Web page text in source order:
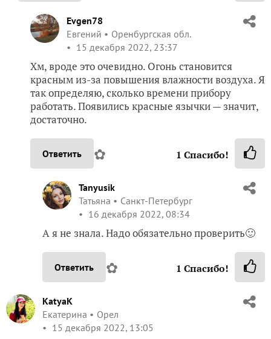
Evgen78
Евгений
Оренбургская обл.
15 декабря 2022, 23:37
Хм, вроде это очевидно. Огонь становится
красным из-за повышения влажности воздуха. Я
так определяю, сколько времени прибору
работать. Появились красные язычки — значит,
достаточно.
Ответить ✿ 1 Спасибо!
Tanyusik
Татьяна
Санкт-Петербург
16 декабря 2022, 08:34
А я не знала. Надо обязательно проверить🙂
Ответить ✿ 1 Спасибо!
KatyaK
Екатерина
Орел
15 декабря 2022, 13:05